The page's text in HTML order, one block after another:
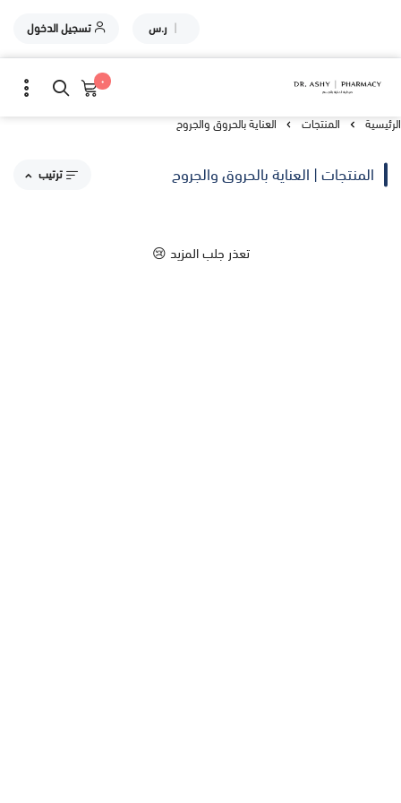
| ر.س تسجيل الدخول
٠
الرئيسية المنتجات العناية بالحروق والجروح
المنتجات | العناية بالحروق والجروح ترتيب
الاكثر مبيعاً
تعذر جلب المزيد 😢